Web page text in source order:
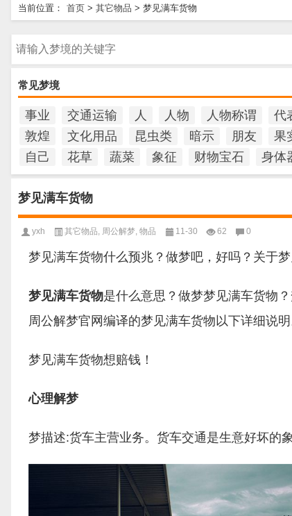
当前位置： 首页 > 其它物品 > 梦见满车货物
常见梦境
事业 交通运输 人 人物 人物称谓 代
敦煌
文化用品 昆虫类 暗示 朋友 果
自己
花草 蔬菜 象征 财物宝石 身体
梦见满车货物
yxh 其它物品, 周公解梦, 物品 11-30 62 0
梦见满车货物什么预兆？做梦吧，好吗？关于
梦见满车货物是什么意思？做梦梦见满车货物
周公解梦官网编译的梦见满车货物以下详细说明
梦见满车货物想赔钱！
心理解梦
梦描述:货车主营业务。货车交通是生意好坏的象